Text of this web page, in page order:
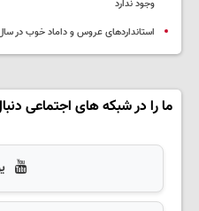
وجود ندارد
استانداردهای عروس و داماد خوب در سال
ما را در شبکه های اجتماعی